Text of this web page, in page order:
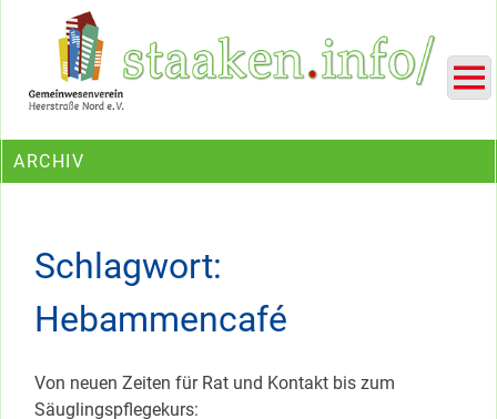
Ein Projekt des Gemeinwesenvereins Heerstraße Nord
ARCHIV
Schlagwort:
Hebammencafé
Von neuen Zeiten für Rat und Kontakt bis zum
Säuglingspflegekurs: